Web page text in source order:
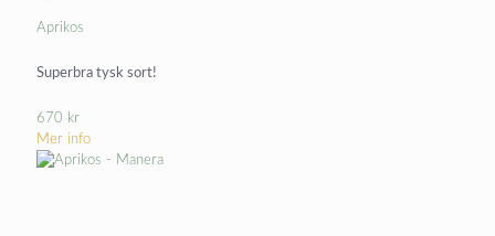
Aprikos
Superbra tysk sort!
670 kr
Mer info